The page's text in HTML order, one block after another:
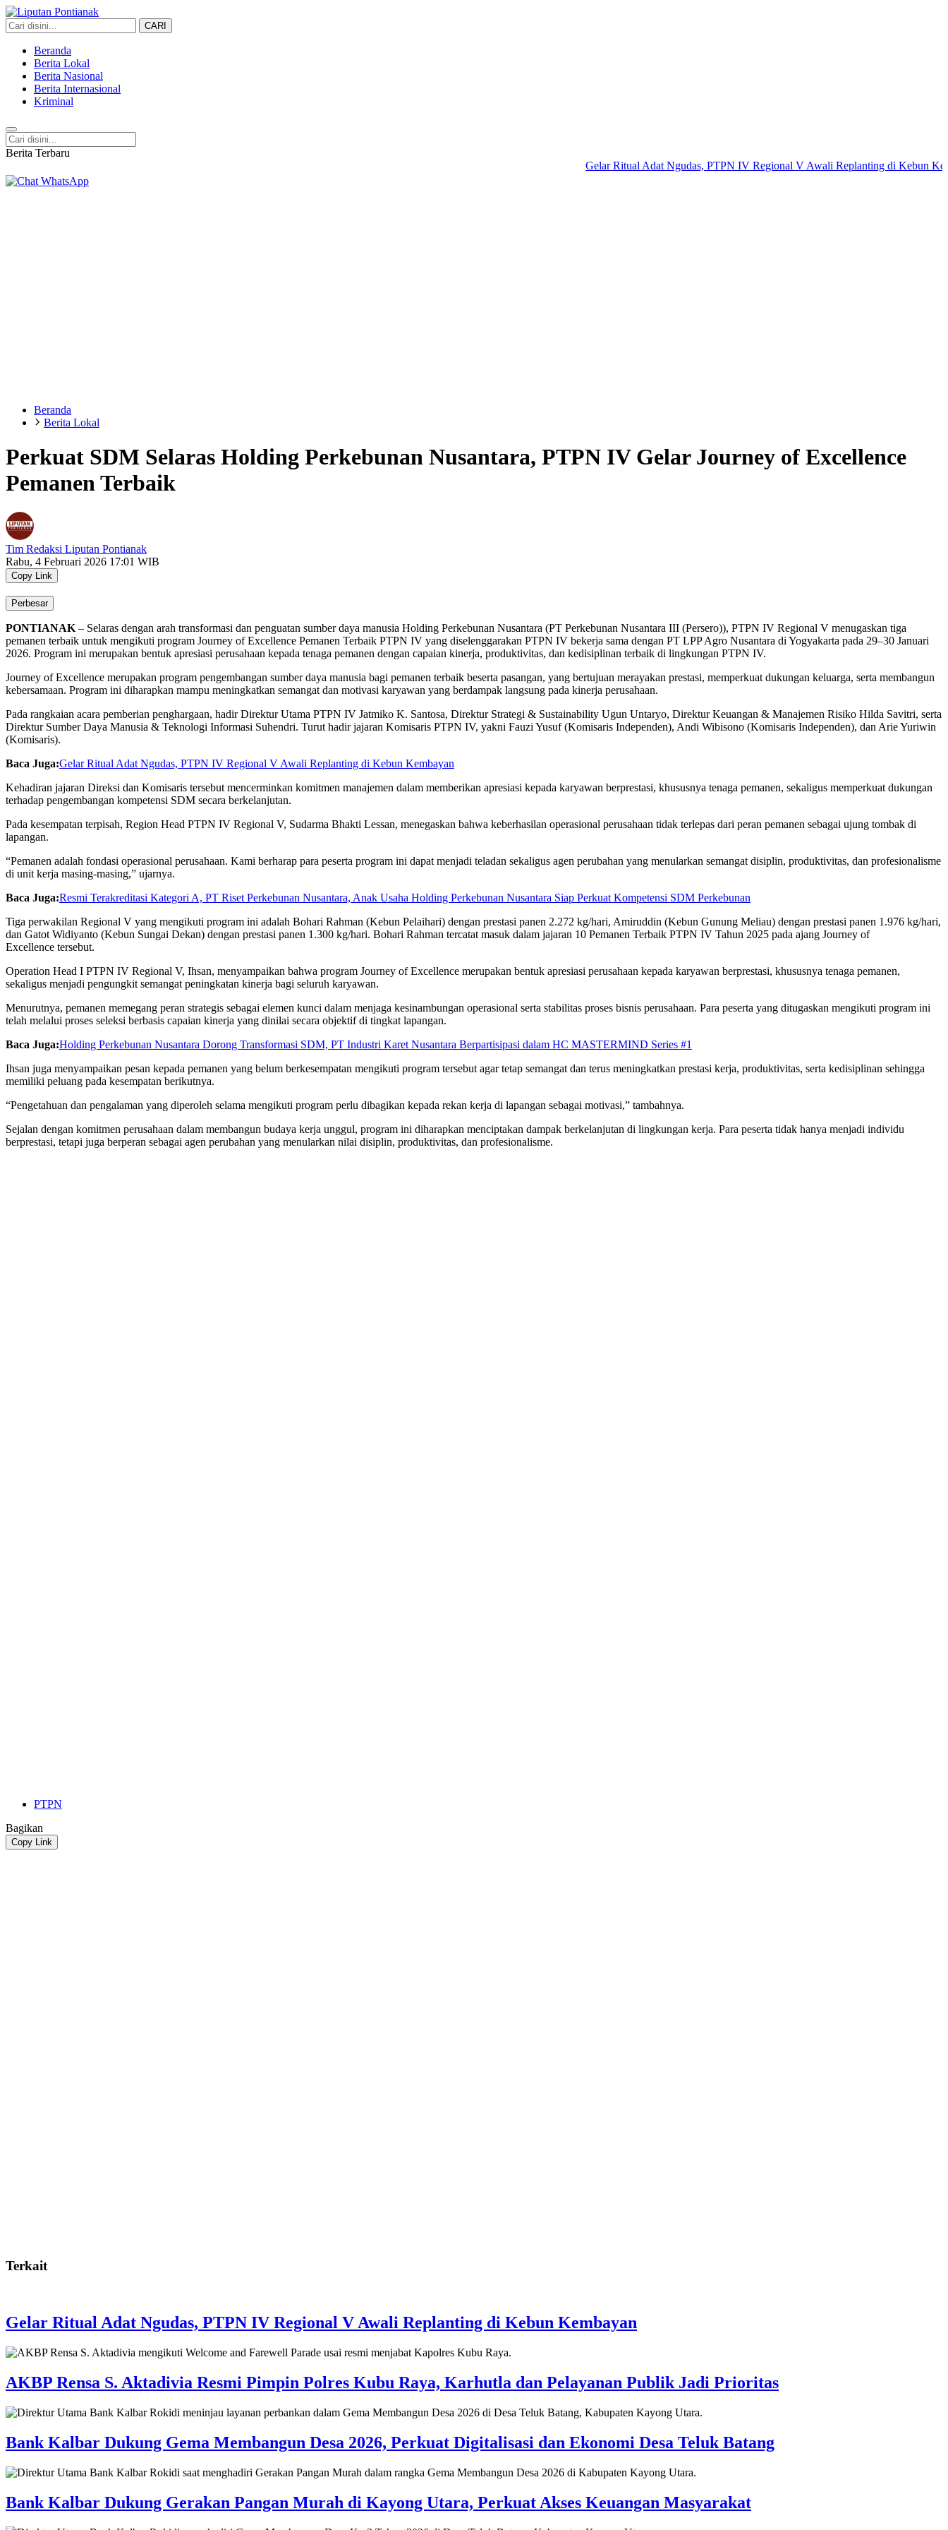
Liputan Pontianak
Berita Terkini dan TerUpdate
CARI
Beranda
Berita Lokal
Berita Nasional
Berita Internasional
Kriminal
Berita Terbaru
Gelar Ritual Adat Ngudas, PTPN IV Regional V Awali Replanting di Kebun Kembayan
Beranda
Berita Lokal
Perkuat SDM Selaras Holding Perkebunan Nusantara, PTPN IV Gelar Journey of Excellence
Pemanen Terbaik
Tim Redaksi Liputan Pontianak
Rabu, 4 Februari 2026 17:01 WIB
Copy Link
Perbesar
PONTIANAK – Selaras dengan arah transformasi dan penguatan sumber daya manusia Holding Perkebunan Nusantara (PT Perkebunan Nusantara III (Persero)), PTPN IV Regional V menugaskan tiga
pemanen terbaik untuk mengikuti program Journey of Excellence Pemanen Terbaik PTPN IV yang diselenggarakan PTPN IV bekerja sama dengan PT LPP Agro Nusantara di Yogyakarta pada 29–30 Januari
2026. Program ini merupakan bentuk apresiasi perusahaan kepada tenaga pemanen dengan capaian kinerja, produktivitas, dan kedisiplinan terbaik di lingkungan PTPN IV.
Journey of Excellence merupakan program pengembangan sumber daya manusia bagi pemanen terbaik beserta pasangan, yang bertujuan merayakan prestasi, memperkuat dukungan keluarga, serta membangun
kebersamaan. Program ini diharapkan mampu meningkatkan semangat dan motivasi karyawan yang berdampak langsung pada kinerja perusahaan.
Pada rangkaian acara pemberian penghargaan, hadir Direktur Utama PTPN IV Jatmiko K. Santosa, Direktur Strategi & Sustainability Ugun Untaryo, Direktur Keuangan & Manajemen Risiko Hilda Savitri, serta
Direktur Sumber Daya Manusia & Teknologi Informasi Suhendri. Turut hadir jajaran Komisaris PTPN IV, yakni Fauzi Yusuf (Komisaris Independen), Andi Wibisono (Komisaris Independen), dan Arie Yuriwin
(Komisaris).
Baca Juga:Gelar Ritual Adat Ngudas, PTPN IV Regional V Awali Replanting di Kebun Kembayan
Kehadiran jajaran Direksi dan Komisaris tersebut mencerminkan komitmen manajemen dalam memberikan apresiasi kepada karyawan berprestasi, khususnya tenaga pemanen, sekaligus memperkuat dukungan
terhadap pengembangan kompetensi SDM secara berkelanjutan.
Pada kesempatan terpisah, Region Head PTPN IV Regional V, Sudarma Bhakti Lessan, menegaskan bahwa keberhasilan operasional perusahaan tidak terlepas dari peran pemanen sebagai ujung tombak di
lapangan.
“Pemanen adalah fondasi operasional perusahaan. Kami berharap para peserta program ini dapat menjadi teladan sekaligus agen perubahan yang menularkan semangat disiplin, produktivitas, dan profesionalisme
di unit kerja masing-masing,” ujarnya.
Baca Juga:Resmi Terakreditasi Kategori A, PT Riset Perkebunan Nusantara, Anak Usaha Holding Perkebunan Nusantara Siap Perkuat Kompetensi SDM Perkebunan
Tiga perwakilan Regional V yang mengikuti program ini adalah Bohari Rahman (Kebun Pelaihari) dengan prestasi panen 2.272 kg/hari, Amiruddin (Kebun Gunung Meliau) dengan prestasi panen 1.976 kg/hari,
dan Gatot Widiyanto (Kebun Sungai Dekan) dengan prestasi panen 1.300 kg/hari. Bohari Rahman tercatat masuk dalam jajaran 10 Pemanen Terbaik PTPN IV Tahun 2025 pada ajang Journey of
Excellence tersebut.
Operation Head I PTPN IV Regional V, Ihsan, menyampaikan bahwa program Journey of Excellence merupakan bentuk apresiasi perusahaan kepada karyawan berprestasi, khususnya tenaga pemanen,
sekaligus menjadi pengungkit semangat peningkatan kinerja bagi seluruh karyawan.
Menurutnya, pemanen memegang peran strategis sebagai elemen kunci dalam menjaga kesinambungan operasional serta stabilitas proses bisnis perusahaan. Para peserta yang ditugaskan mengikuti program ini
telah melalui proses seleksi berbasis capaian kinerja yang dinilai secara objektif di tingkat lapangan.
Baca Juga:Holding Perkebunan Nusantara Dorong Transformasi SDM, PT Industri Karet Nusantara Berpartisipasi dalam HC MASTERMIND Series #1
Ihsan juga menyampaikan pesan kepada pemanen yang belum berkesempatan mengikuti program tersebut agar tetap semangat dan terus meningkatkan prestasi kerja, produktivitas, serta kedisiplinan sehingga
memiliki peluang pada kesempatan berikutnya.
“Pengetahuan dan pengalaman yang diperoleh selama mengikuti program perlu dibagikan kepada rekan kerja di lapangan sebagai motivasi,” tambahnya.
Sejalan dengan komitmen perusahaan dalam membangun budaya kerja unggul, program ini diharapkan menciptakan dampak berkelanjutan di lingkungan kerja. Para peserta tidak hanya menjadi individu
berprestasi, tetapi juga berperan sebagai agen perubahan yang menularkan nilai disiplin, produktivitas, dan profesionalisme.
PTPN
Bagikan
Copy Link
Terkait
Gelar Ritual Adat Ngudas, PTPN IV Regional V Awali Replanting di Kebun Kembayan
AKBP Rensa S. Aktadivia Resmi Pimpin Polres Kubu Raya, Karhutla dan Pelayanan Publik Jadi Prioritas
Bank Kalbar Dukung Gema Membangun Desa 2026, Perkuat Digitalisasi dan Ekonomi Desa Teluk Batang
Bank Kalbar Dukung Gerakan Pangan Murah di Kayong Utara, Perkuat Akses Keuangan Masyarakat